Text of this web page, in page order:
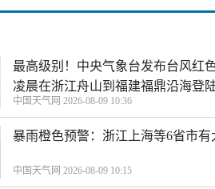
最高级别！中央气象台发布台风红
凌晨在浙江舟山到福建福鼎沿海登
中国天气网 2026-08-09 10:36
暴雨橙色预警：浙江上海等6省市
中国天气网 2026-08-09 10:15